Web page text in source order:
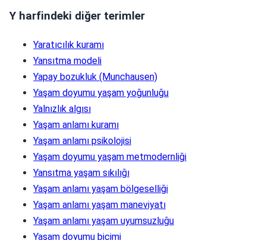
Y harfindeki diğer terimler
Yaratıcılık kuramı
Yansıtma modeli
Yapay bozukluk (Munchausen)
Yaşam doyumu yaşam yoğunluğu
Yalnızlık algısı
Yaşam anlamı kuramı
Yaşam anlamı psikolojisi
Yaşam doyumu yaşam metmodernliği
Yansıtma yaşam sıkılığı
Yaşam anlamı yaşam bölgeselliği
Yaşam anlamı yaşam maneviyatı
Yaşam anlamı yaşam uyumsuzluğu
Yaşam doyumu biçimi